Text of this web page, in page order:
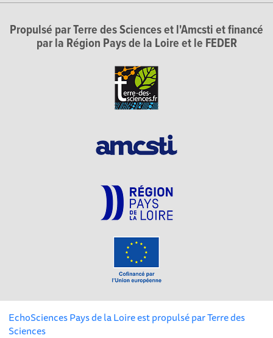
Propulsé par Terre des Sciences et l'Amcsti et financé
par la Région Pays de la Loire et le FEDER
EchoSciences Pays de la Loire est propulsé parTerre des
Sciences